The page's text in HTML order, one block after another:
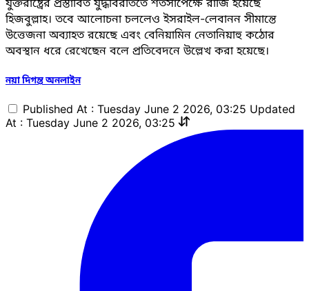
যুক্তরাষ্ট্রের প্রস্তাবিত যুদ্ধবিরতিতে শর্তসাপেক্ষে রাজি হয়েছে
হিজবুল্লাহ। তবে আলোচনা চললেও ইসরাইল-লেবানন সীমান্তে
উত্তেজনা অব্যাহত রয়েছে এবং বেনিয়ামিন নেতানিয়াহু কঠোর
অবস্থান ধরে রেখেছেন বলে প্রতিবেদনে উল্লেখ করা হয়েছে।
নয়া দিগন্ত অনলাইন
Published At : Tuesday June 2 2026, 03:25 Updated
At : Tuesday June 2 2026, 03:25